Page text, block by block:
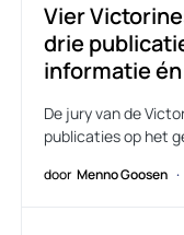
Vier
drie
informatie
De jury van de
publicaties op het
door Menno Goosen